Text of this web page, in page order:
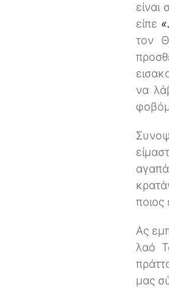
είπε
τον
να
ποιος
Ας
λαό
μας